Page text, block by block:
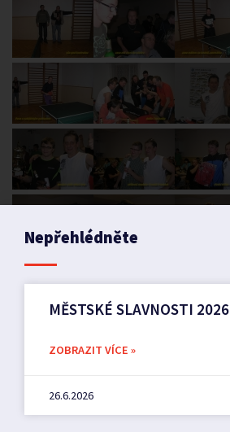
Nepřehlédněte
MĚSTSKÉ SLAVNOSTI 2026
ZOBRAZIT VÍCE »
26.6.2026